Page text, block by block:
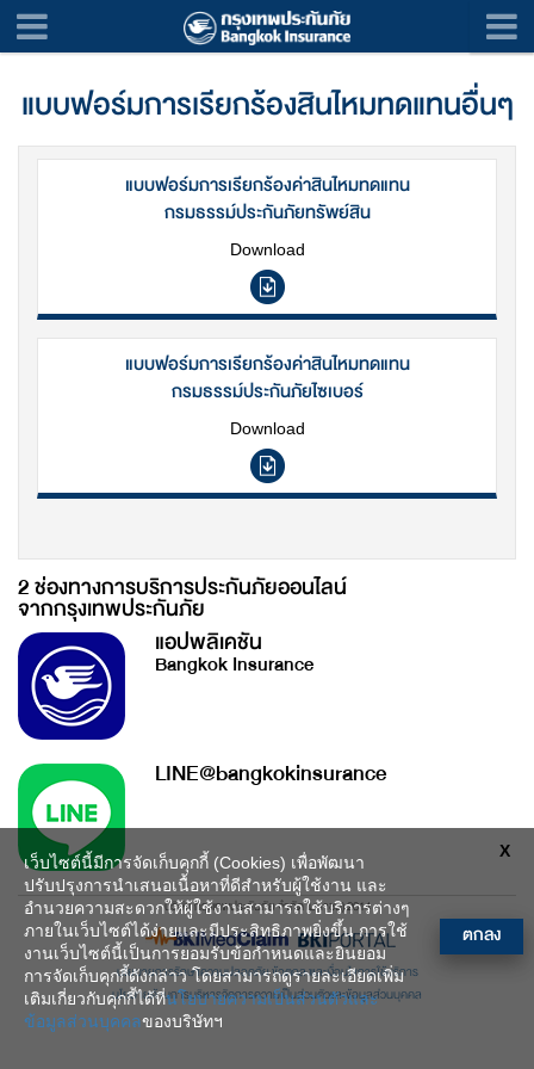
แบบฟอร์มการเรียกร้องสินไหมทดแทนอื่นๆ
แบบฟอร์มการเรียกร้องค่าสินไหมทดแทน
กรมธรรม์ประกันภัยทรัพย์สิน
Download
แบบฟอร์มการเรียกร้องค่าสินไหมทดแทน
กรมธรรม์ประกันภัยไซเบอร์
Download
2 ช่องทางการบริการประกันภัยออนไลน์
จากกรุงเทพประกันภัย
แอปพลิเคชัน
Bangkok Insurance
LINE@bangkokinsurance
X
เว็บไซต์นี้มีการจัดเก็บคุกกี้ (Cookies) เพื่อพัฒนา
ปรับปรุงการนำเสนอเนื้อหาที่ดีสำหรับผู้ใช้งาน และ
อำนวยความสะดวกให้ผู้ใช้งานสามารถใช้บริการต่างๆ
ภายในเว็บไซต์ได้ง่ายและมีประสิทธิภาพยิ่งขึ้น การใช้
งานเว็บไซต์นี้เป็นการยอมรับข้อกำหนดและยินยอม
การจัดเก็บคุกกี้ดังกล่าว โดยสามารถดูรายละเอียดเพิ่ม
เติมเกี่ยวกับคุกกี้ได้ที่นโยบายความเป็นส่วนตัวและ
ข้อมูลส่วนบุคคลของบริษัทฯ
ตกลง
บริษัท กรุงเทพประกันภัย จำกัด (มหาชน) 2014
นโยบายการรักษาความปลอดภัยข้อตกลงและเงื่อนไขการใช้บริการ
นโยบายด้านการบริหารจัดการความเป็นส่วนตัวและข้อมูลส่วนบุคคล